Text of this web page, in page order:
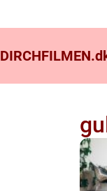
DIRCHFILMEN.